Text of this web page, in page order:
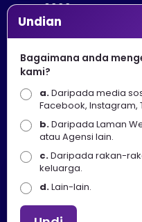
8000
+603
8891
7100
Penafian : Kerajaan
Pelancongan Seni dan
bertanggungjawab atas
disebabkan oleh
yang diperolehi dari portal
Undian
Bagaimana anda
kami?
a.Daripada media
Facebook, Instagram,
b.Daripada Laman
atau Agensi lain.
c.Daripada rakan-
keluarga.
d.Lain-lain.
Apa Khabar! Selamat
Pelancongan, Seni dan